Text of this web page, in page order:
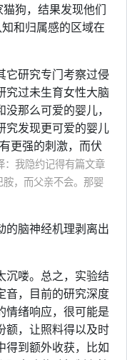
狗，结果发现他们
和归属感的区域在
它研究专门考察过侵
究过未生育女性大脑
那么可爱的婴儿，
究发现更可爱的婴儿
更强的刺激，而伏
：我隐约记得有篇文章
，而父亲不会。那婴
的脑神经机理剥离出
沉喽。总之，实验结
音，目前的研究深度
情绪响应，很可能是
额，让照料得以及时
得到额外收获，比如